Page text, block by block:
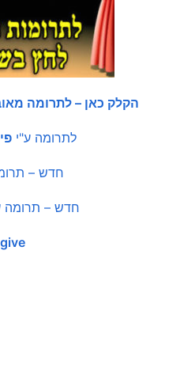
הקלק כאן – לתרומה
לתרומה ע"י
חדש –
חדש – תרומה